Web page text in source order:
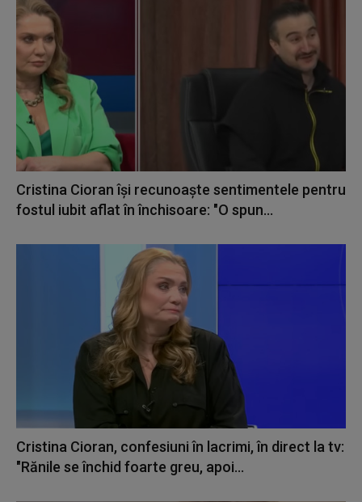
Cristina Cioran își recunoaște sentimentele pentru
fostul iubit aflat în închisoare: "O spun...
Cristina Cioran, confesiuni în lacrimi, în direct la tv:
"Rănile se închid foarte greu, apoi...